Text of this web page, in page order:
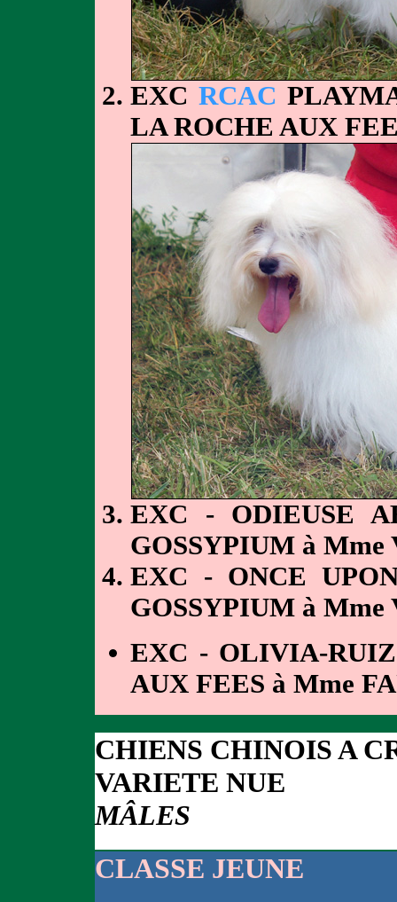
EXCRCAC
LA ROCHE AUX
EXC - ODIEUSE
GOSSYPIUM à
EXC - ONCE
GOSSYPIUM à
EXC - OLIVIA-
AUX FEES à Mme
CHIENS CHINOIS A
VARIETE NUE
MÂLES
CLASSE JEUNE